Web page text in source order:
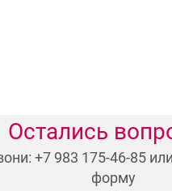
Остались
+7 983 175-46-85
форму